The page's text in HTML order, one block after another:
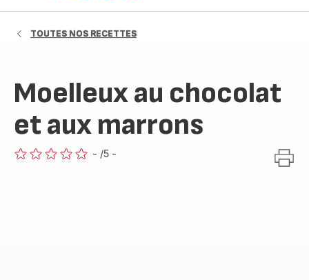
TOUTES NOS RECETTES
Moelleux au chocolat
et aux marrons
- /5 -